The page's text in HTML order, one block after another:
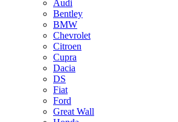
Audi
Bentley
BMW
Chevrolet
Citroen
Cupra
Dacia
DS
Fiat
Ford
Great Wall